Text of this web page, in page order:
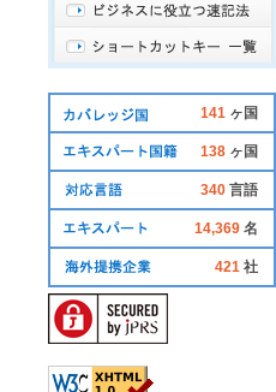
141 ヶ国
138 ヶ国
340 言語
14,369 名
421 社